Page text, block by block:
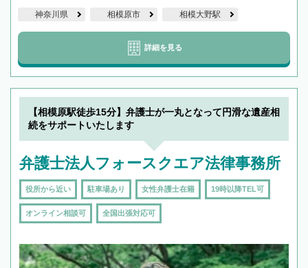
神奈川県 相模原市 相模大野駅
詳細を見る
【相模原駅徒歩15分】弁護士が一丸となって円滑な遺産相
続をサポートいたします
弁護士法人フォースクエア法律事務所
役所から近い 駐車場あり 女性弁護士在籍 19時以降TEL可
オンライン相談可 全国出張対応可